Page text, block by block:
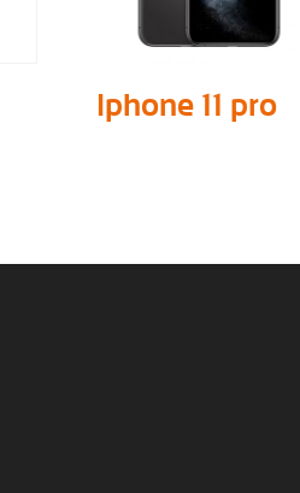
Iphone 11 pro